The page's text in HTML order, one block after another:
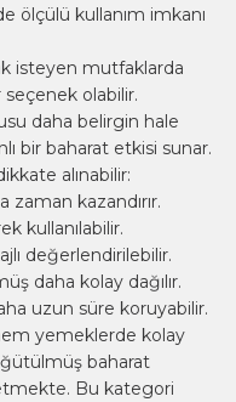
ölçülü kullanım imkanı
isteyen mutfaklarda
olabilir.
daha belirgin hale
bir baharat etkisi sunar.
alınabilir:
zaman kazandırır.
kullanılabilir.
değerlendirilebilir.
daha kolay dağılır.
uzun süre koruyabilir.
yemeklerde kolay
baharat
Bu kategori